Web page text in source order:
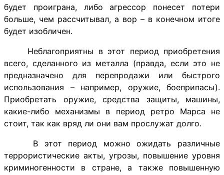
будет проиграна, либо агрессор понесет потери
больше, чем рассчитывал, а вор – в конечном итоге
будет изобличен.
Неблагоприятны в этот период приобретения
всего, сделанного из металла (правда, если это не
предназначено для перепродажи или быстрого
использования – например, оружие, боеприпасы).
Приобретать оружие, средства защиты, машины,
какие-либо механизмы в период ретро Марса не
стоит, так как вряд ли они вам прослужат долго.
В этот период можно ожидать различные
террористические акты, угрозы, повышение уровня
криминогенности в стране, а также повышенную